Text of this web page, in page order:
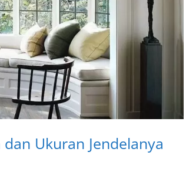
Ukuran Jendelanya